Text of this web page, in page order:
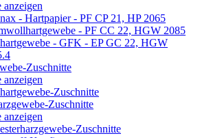
anzeigen
- Hartpapier - PF CP 21, HP 2065
- PF CC 22, HGW 2085
- GFK - EP GC 22, HGW
Zuschnitte
anzeigen
Zuschnitte
Zuschnitte
anzeigen
Zuschnitte